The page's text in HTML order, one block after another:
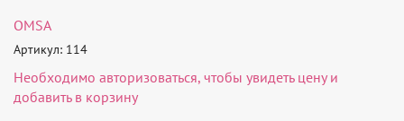
OMSA
Артикул: 114
Необходимо авторизоваться, чтобы увидеть цену и
добавить в корзину